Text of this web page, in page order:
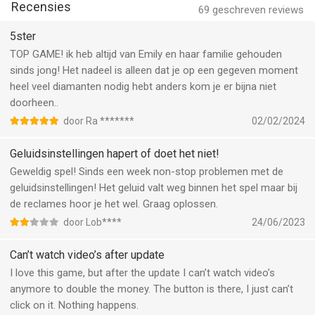
· Verbeter je keuken met nieuwe toestellen en versieringen
· Gebruik krachtige boosters op het goede moment om
geweldige effecten te verkrijgen
· Behaal verschillende doelstellingen in elk level en pas je
speelstijl hieraan aan
BOEIENDE VOORUITGANG
· Versla de verschillende levels om ovenwanten te verdienen en
een fantastische chef te worden.
· Speel nieuwe uitdagingen en speciale technieken vrij op elke
locatie.
· Verkrijg nieuwe afleveringen van dit doorlopende verhaal bij
elke update, net zoals je favoriete tv-series.
Zal Emily een geweldige kok worden? Zal ze haar ware liefde
vinden? Kom het te weten in dit nieuwe romantische
restaurantspel!
69 geschreven reviews
Recensies
5ster
TOP GAME! ik heb altijd van Emily en haar familie gehouden
sinds jong! Het nadeel is alleen dat je op een gegeven moment
heel veel diamanten nodig hebt anders kom je er bijna niet
doorheen..
door Ra ******* 02/02/2024
Geluidsinstellingen hapert of doet het niet!
Geweldig spel! Sinds een week non-stop problemen met de
geluidsinstellingen! Het geluid valt weg binnen het spel maar bij
de reclames hoor je het wel. Graag oplossen.
door Lob**** 24/06/2023
Can’t watch video’s after update
I love this game, but after the update I can’t watch video’s
anymore to double the money. The button is there, I just can’t
click on it. Nothing happens.